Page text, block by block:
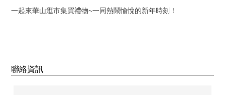
一起來華山逛市集買禮物~一同熱鬧愉悅的新年時刻！
聯絡資訊